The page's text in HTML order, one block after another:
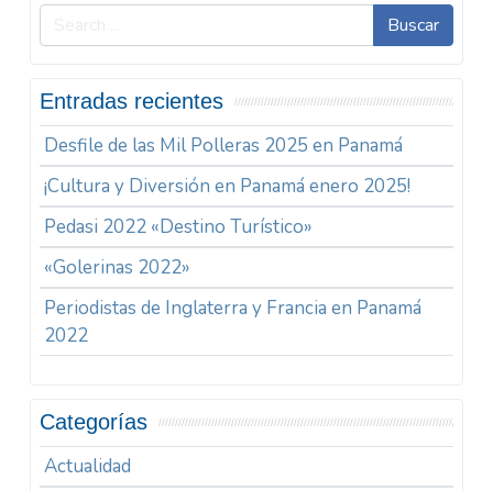
Buscar
Entradas recientes
Desfile de las Mil Polleras 2025 en Panamá
¡Cultura y Diversión en Panamá enero 2025!
Pedasi 2022 «Destino Turístico»
«Golerinas 2022»
Periodistas de Inglaterra y Francia en Panamá
2022
Categorías
Actualidad